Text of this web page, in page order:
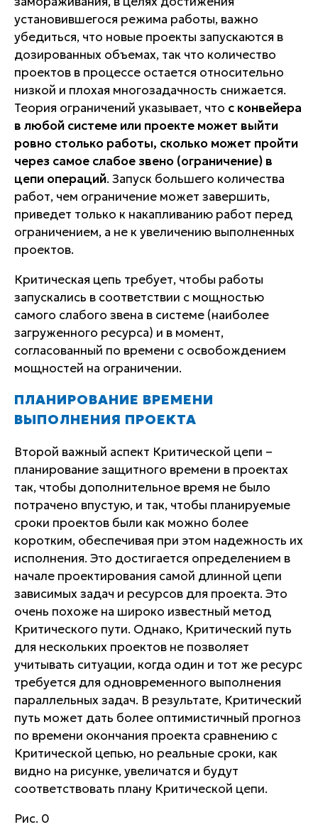
установившегося режима работы, важно
убедиться, что новые проекты запускаются в
дозированных объемах, так что количество
проектов в процессе остается относительно
низкой и плохая многозадачность снижается.
Теория ограничений указывает, что с конвейера
в любой системе или проекте может выйти
ровно столько работы, сколько может пройти
через самое слабое звено (ограничение) в
цепи операций. Запуск большего количества
работ, чем ограничение может завершить,
приведет только к накапливанию работ перед
ограничением, а не к увеличению выполненных
проектов.
Критическая цепь требует, чтобы работы
запускались в соответствии с мощностью
самого слабого звена в системе (наиболее
загруженного ресурса) и в момент,
согласованный по времени с освобождением
мощностей на ограничении.
ПЛАНИРОВАНИЕ ВРЕМЕНИ
ВЫПОЛНЕНИЯ ПРОЕКТА
Второй важный аспект Критической цепи –
планирование защитного времени в проектах
так, чтобы дополнительное время не было
потрачено впустую, и так, чтобы планируемые
сроки проектов были как можно более
коротким, обеспечивая при этом надежность их
исполнения. Это достигается определением в
начале проектирования самой длинной цепи
зависимых задач и ресурсов для проекта. Это
очень похоже на широко известный метод
Критического пути. Однако, Критический путь
для нескольких проектов не позволяет
учитывать ситуации, когда один и тот же ресурс
требуется для одновременного выполнения
параллельных задач. В результате, Критический
путь может дать более оптимистичный прогноз
по времени окончания проекта сравнению с
Критической цепью, но реальные сроки, как
видно на рисунке, увеличатся и будут
соответствовать плану Критической цепи.
Рис. 0